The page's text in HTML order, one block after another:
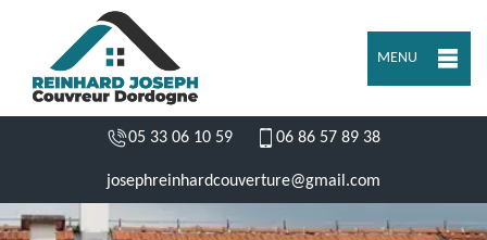
MENU
05 33 06 10 59 06 86 57 89 38
josephreinhardcouverture@gmail.com